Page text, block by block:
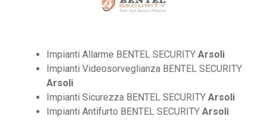
Impianti Allarme BENTEL SECURITY Arsoli
Impianti Videosorveglianza BENTEL SECURITY
Arsoli
Impianti Sicurezza BENTEL SECURITY Arsoli
Impianti Antifurto BENTEL SECURITY Arsoli